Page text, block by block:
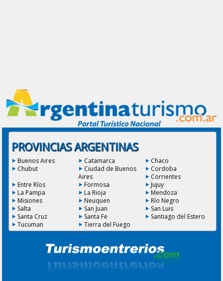
PROVINCIAS ARGENTINAS
Buenos Aires Catamarca
Chaco
Chubut
Ciudad de Buenos
Aires
Cordoba
Corrientes
Entre Ríos
Formosa
Jujuy
La Pampa
La Rioja
Mendoza
Misiones
Neuquen
Río Negro
Salta
San Juan
San Luis
Santa Cruz
Santa Fe
Santiago del Estero
Tucuman
Tierra del Fuego